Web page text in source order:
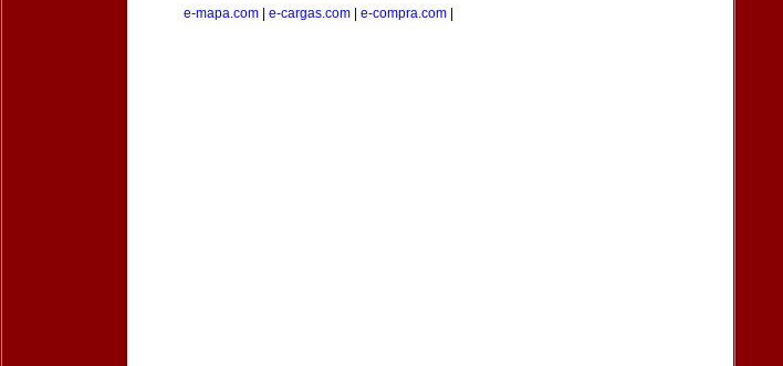
e-mapa.com
e-cargas.com e-compra.com